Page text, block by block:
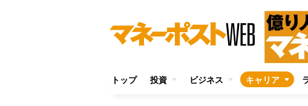
トップ 投資 ビジネス キャリア